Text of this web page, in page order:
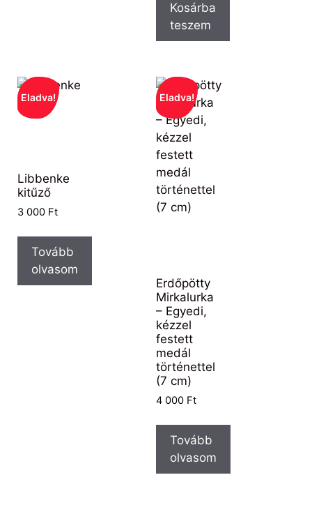
Kosárba
teszem
Eladva!
Libbenke
kitűző
3 000 Ft
Tovább
olvasom
Eladva!
Erdőpötty
Mirkalurka
– Egyedi,
kézzel
festett
medál
történettel
(7 cm)
4 000 Ft
Tovább
olvasom